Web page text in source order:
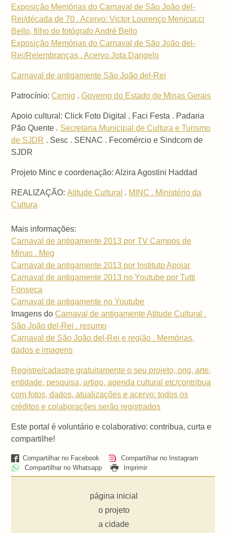
Exposição Memórias do Carnaval de São João del-
Rei/década de 70 . Acervo: Victor Lourenço Menicucci
Bello, filho do fotógrafo André Bello
Exposição Memórias do Carnaval de São João del-
Rei/Relembranças . Acervo Jota Dangelo
Carnaval de antigamente São João del-Rei
Patrocínio:Cemig .Governo do Estado de Minas Gerais
Apoio cultural: Click Foto Digital . Faci Festa . Padaria
Pão Quente . Secretaria Municipal de Cultura e Turismo
de SJDR . Sesc . SENAC . Fecomércio e Sindcom de
SJDR
Projeto Minc e coordenação: Alzira Agostini Haddad
REALIZAÇÃO:Atitude Cultural . MINC . Ministério da
Cultura
Mais informações:
Carnaval de antigamente 2013 por TV Campos de
Minas . Meg
Carnaval de antigamente 2013 por Instituto Apoiar
Carnaval de antigamente 2013 no Youtube por Tutti
Fonseca
Carnaval de antigamente no Youtube
Imagens doCarnaval de antigamente Atitude Cultural .
São João del-Rei . resumo
Carnaval de São João del-Rei e região . Memórias,
dados e imagens
Registre/cadastre gratuitamente o seu projeto, ong, arte,
entidade, pesquisa, artigo, agenda cultural etc/contribua
com fotos, dados, atualizações e acervo: todos os
créditos e colaborações serão registrados
Este portal é voluntário e colaborativo: contribua, curta e
compartilhe!
Compartilhar no Facebook
Compartilhar no Instagram
Compartilhar no Whatsapp
Imprimir
página inicial
o projeto
a cidade